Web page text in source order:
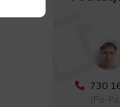
730
(Po-